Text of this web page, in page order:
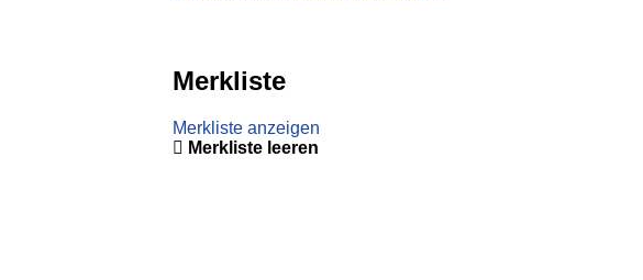
Merkliste
Merkliste anzeigen
Merkliste leeren